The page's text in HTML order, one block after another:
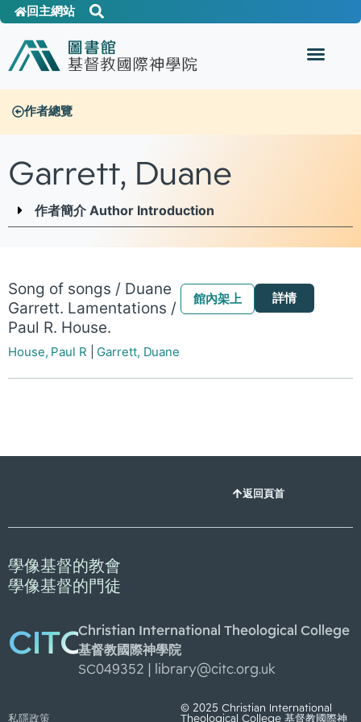
回主網站
作者總覽
Garrett, Duane
作者簡介 Author Introduction
Song of songs / Duane
Garrett. Lamentations /
Paul R. House.
House, Paul R Garrett, Duane
館內架上 詳情
返回頁首
學像基督的教會
學像基督的門徒
CITCChristian International Theological College
基督教國際神學院
SC049352 |
library@citc.org.uk
私隱政策
© 2025 Christian International
Theological College 基督教國際神